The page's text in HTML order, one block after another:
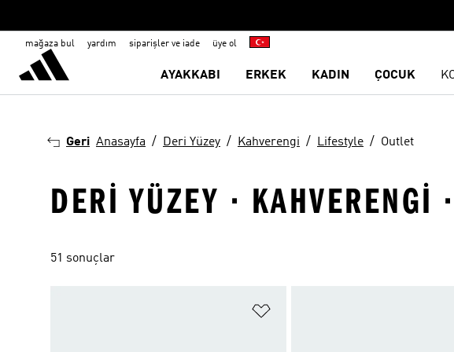
mağaza bul yardım siparişler ve iade üye ol
AYAKKABI ERKEK KADIN ÇOCUK
Geri Anasayfa Deri Yüzey Kahverengi Lifestyle Outlet
DERI YÜZEY · KAHVERENGI
51 sonuçlar